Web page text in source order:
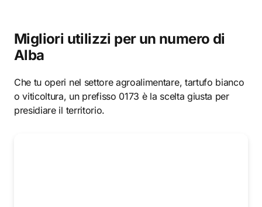
Migliori utilizzi per un numero di
Alba
Che tu operi nel settore agroalimentare, tartufo bianco
o viticoltura, un prefisso 0173 è la scelta giusta per
presidiare il territorio.